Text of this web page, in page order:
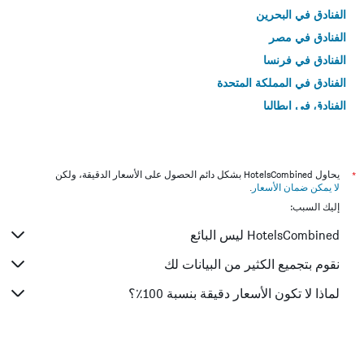
الفنادق في البحرين
الفنادق في مصر
الفنادق في فرنسا
الفنادق في المملكة المتحدة
الفنادق في إيطاليا
*
يحاول HotelsCombined بشكل دائم الحصول على الأسعار الدقيقة، ولكن
لا يمكن ضمان الأسعار .
إليك السبب:
HotelsCombined ليس البائع
نقوم بتجميع الكثير من البيانات لك
لماذا لا تكون الأسعار دقيقة بنسبة 100٪؟